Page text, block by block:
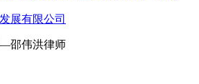
展有限公司
邵伟洪律师